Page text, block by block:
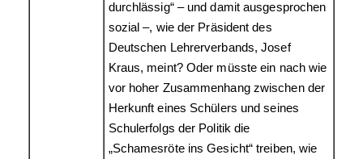
durchlässig“ – und damit ausgesprochen
sozial –, wie der Präsident des
Deutschen Lehrerverbands, Josef
Kraus, meint? Oder müsste ein nach wie
vor hoher Zusammenhang zwischen der
Herkunft eines Schülers und seines
Schulerfolgs der Politik die
„Schamesröte ins Gesicht“ treiben, wie